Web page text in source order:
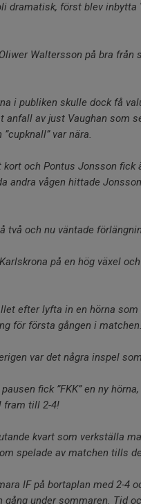
dramatisk, först blev
Waltersson på bra
i publiken skulle dock få
anfall av just Vaughan som
var nära.
kort och Pontus Jonsson
andra vågen hittade
två och nu väntade
på en hög växel
efter lyfta in en hörna
för första gången i matchen.
var det några inspel
fick ”FKK” en ny
fram till 2-4!
kvart som verkställa
spelade av matchen tills
IF på bortaplan med 2-
gång under sommaren. Tid